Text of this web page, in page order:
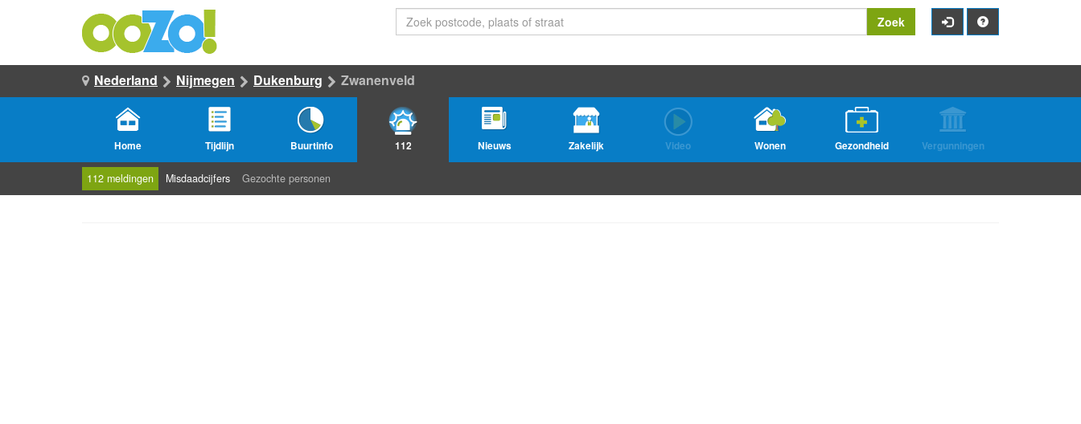
Zoek
Nederland Nijmegen Dukenburg Zwanenveld
Home Tijdlijn Buurtinfo 112 Nieuws Zakelijk Video Wonen Gezondheid Vergunningen
112 meldingen Misdaadcijfers Gezochte personen